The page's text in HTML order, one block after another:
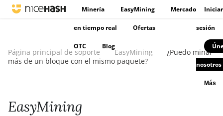
Minería EasyMining Mercado
en tiempo real Ofertas
OTC Blog
Iniciar
sesión
nosotros
Más
Página principal de soporte EasyMining
¿Puedo minar
más de un bloque con el mismo paquete?
EasyMining